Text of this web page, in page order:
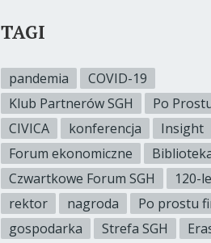
TAGI
pandemia
COVID-19
Klub Partnerów SGH
Po
CIVICA
konferencja Insight
Forum ekonomiczne
Czwartkowe Forum SGH
120-
rektor
nagroda
Po prostu
gospodarka
Strefa SGH